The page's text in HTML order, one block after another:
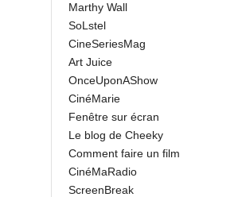
Marthy Wall
SoLstel
CineSeriesMag
Art Juice
OnceUponAShow
CinéMarie
Fenêtre sur écran
Le blog de Cheeky
Comment faire un film
CinéMaRadio
ScreenBreak